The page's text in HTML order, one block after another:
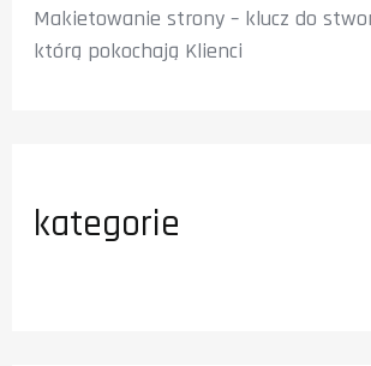
Makietowanie strony – klucz do
którą pokochają Klienci
kategorie